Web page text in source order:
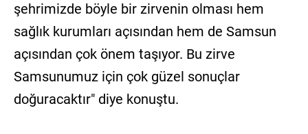
şehrimizde böyle bir zirvenin olması hem
sağlık kurumları açısından hem de Samsun
açısından çok önem taşıyor. Bu zirve
Samsunumuz için çok güzel sonuçlar
doğuracaktır" diye konuştu.